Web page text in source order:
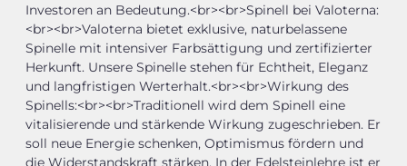
Investoren an Bedeutung.<br><br>Spinell bei Valoterna:
<br><br>Valoterna bietet exklusive, naturbelassene
Spinelle mit intensiver Farbsättigung und zertifizierter
Herkunft. Unsere Spinelle stehen für Echtheit, Eleganz
und langfristigen Werterhalt.<br><br>Wirkung des
Spinells:<br><br>Traditionell wird dem Spinell eine
vitalisierende und stärkende Wirkung zugeschrieben. Er
soll neue Energie schenken, Optimismus fördern und
die Widerstandskraft stärken. In der Edelsteinlehre ist er